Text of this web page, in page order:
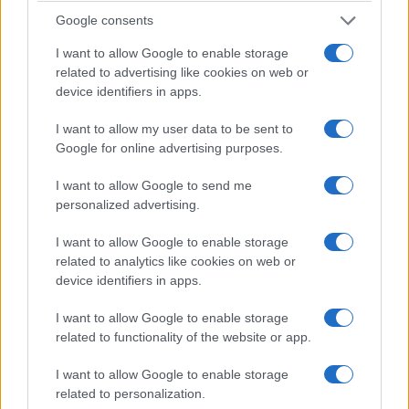
Google consents
I want to allow Google to enable storage
related to advertising like cookies on web or
device identifiers in apps.
I want to allow my user data to be sent to
Google for online advertising purposes.
I want to allow Google to send me
personalized advertising.
I want to allow Google to enable storage
related to analytics like cookies on web or
device identifiers in apps.
I want to allow Google to enable storage
related to functionality of the website or app.
I want to allow Google to enable storage
related to personalization.
διατήρηση των θέσεων εργασίας.
Η μάχη της τηλεθέασης: Το Mega
κερδίζει την ενημέρωση, ο Alpha
παίρνει το στέμμα της χρονιάς
άλλη μια φορά ο απόλυτος κριτής της τηλεοπτικής αγοράς,
μοιράζοντας χαμόγελα και προβληματισμό στα επιτελεία των
πανηγυρίζουν για διαφορετικούς λόγους.